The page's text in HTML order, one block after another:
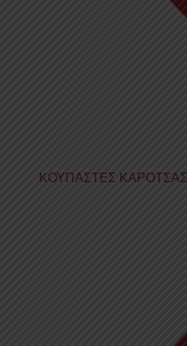
ΚΟΥΠΑΣΤΕΣ ΚΑΡΟΤΣΑΣ